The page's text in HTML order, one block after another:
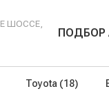
ШОССЕ,
ПОДБОР
Toyota (18)